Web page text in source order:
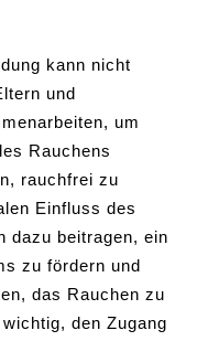
kann nicht
und
um
Rauchens
rauchfrei zu
Einfluss des
dazu beitragen, ein
zu fördern und
das Rauchen zu
den Zugang